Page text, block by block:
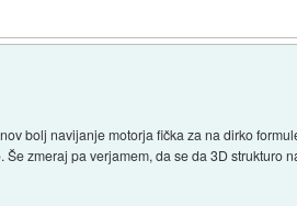
bolj navijanje motorja fička za na dirko
zmeraj pa verjamem, da se da 3D strukturo